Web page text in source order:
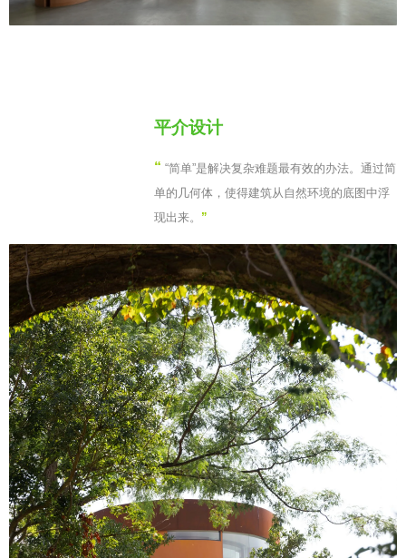
平介设计
“ “简单”是解决复杂难题最有效的办法。通过简
单的几何体，使得建筑从自然环境的底图中浮
现出来。 ”